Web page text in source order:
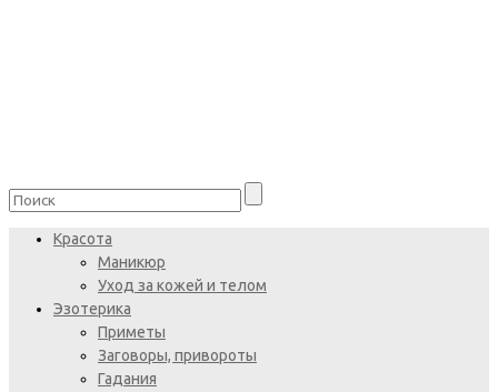
Красота
Маникюр
Уход за кожей и телом
Эзотерика
Приметы
Заговоры, привороты
Гадания